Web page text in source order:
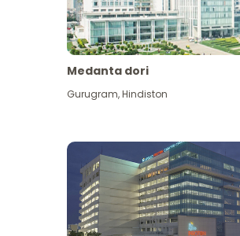
Medanta dori
Gurugram,Hindiston